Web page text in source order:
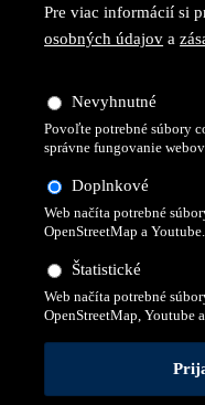
© 2026 Všetky práva
Pre viac informácií si
osobných údajov a
Nevyhnutné
Povoľte potrebné súbory
správne fungovanie
Doplnkové
Web načíta potrebné
OpenStreetMap a Youtube.
Štatistické
Web načíta potrebné
OpenStreetMap, Youtube